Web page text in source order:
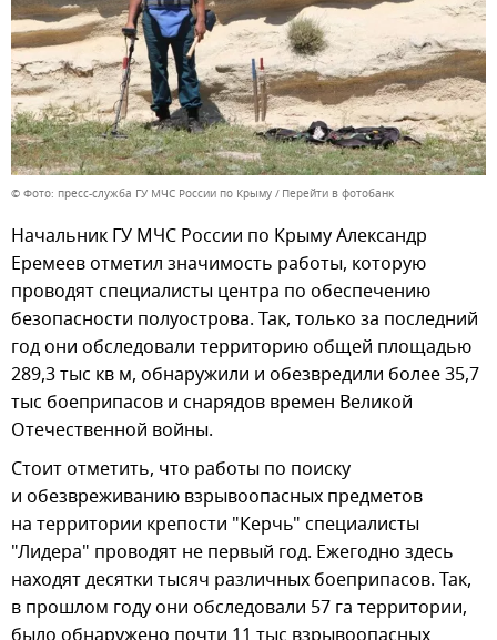
© Фото: пресс-служба ГУ МЧС России по Крыму Перейти в фотобанк
Начальник ГУ МЧС России по Крыму Александр
Еремеев отметил значимость работы, которую
проводят специалисты центра по обеспечению
безопасности полуострова. Так, только за последний
год они обследовали территорию общей площадью
289,3 тыс кв м, обнаружили и обезвредили более 35,7
тыс боеприпасов и снарядов времен Великой
Отечественной войны.
Стоит отметить, что работы по поиску
и обезвреживанию взрывоопасных предметов
на территории крепости "Керчь" специалисты
"Лидера" проводят не первый год. Ежегодно здесь
находят десятки тысяч различных боеприпасов. Так,
в прошлом году они обследовали 57 га территории,